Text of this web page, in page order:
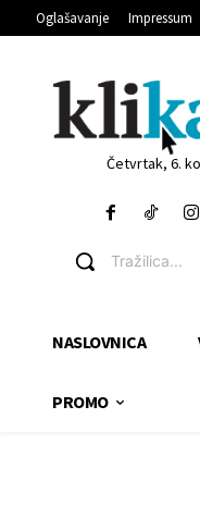
Oglašavanje Impressum
Četvrtak, 6.
Tražilica...
NASLOVNICA
PROMO